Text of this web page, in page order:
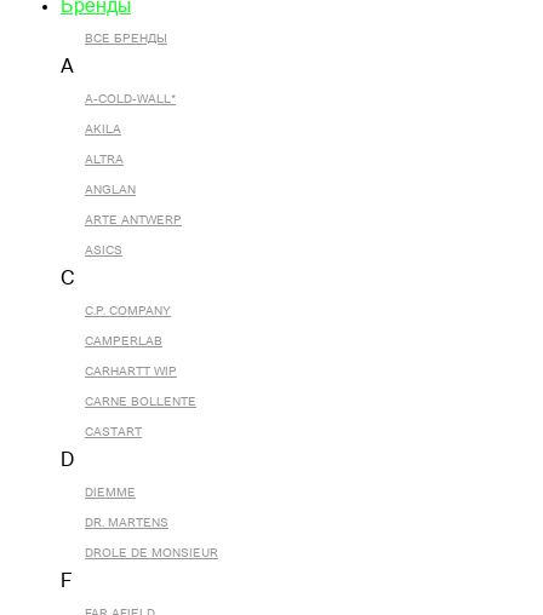
Бренды
ВСЕ БРЕНДЫ
A
A-COLD-WALL*
AKILA
ALTRA
ANGLAN
ARTE ANTWERP
ASICS
C
C.P. COMPANY
CAMPERLAB
CARHARTT WIP
CARNE BOLLENTE
CASTART
D
DIEMME
DR. MARTENS
DROLE DE MONSIEUR
F